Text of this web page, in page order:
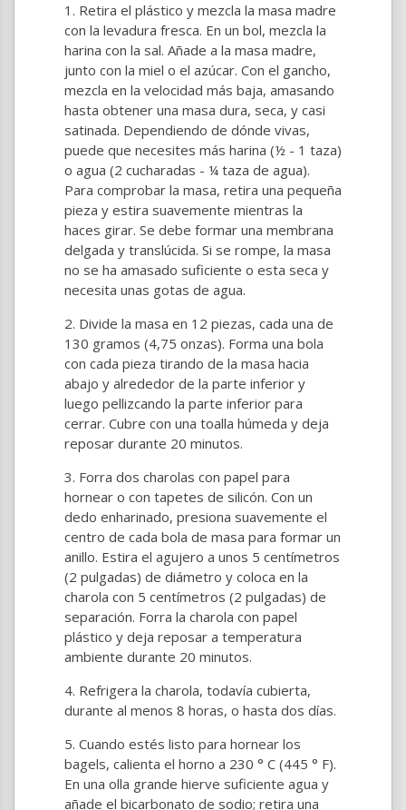
Retira el plástico y mezcla la masa madre
con la levadura fresca. En un bol, mezcla la
harina con la sal. Añade a la masa madre,
junto con la miel o el azúcar. Con el gancho,
mezcla en la velocidad más baja, amasando
hasta obtener una masa dura, seca, y casi
satinada. Dependiendo de dónde vivas,
puede que necesites más harina (½ - 1 taza)
o agua (2 cucharadas - ¼ taza de agua).
Para comprobar la masa, retira una pequeña
pieza y estira suavemente mientras la
haces girar. Se debe formar una membrana
delgada y translúcida. Si se rompe, la masa
no se ha amasado suficiente o esta seca y
necesita unas gotas de agua.
Divide la masa en 12 piezas, cada una de
130 gramos (4,75 onzas). Forma una bola
con cada pieza tirando de la masa hacia
abajo y alrededor de la parte inferior y
luego pellizcando la parte inferior para
cerrar. Cubre con una toalla húmeda y deja
reposar durante 20 minutos.
Forra dos charolas con papel para
hornear o con tapetes de silicón. Con un
dedo enharinado, presiona suavemente el
centro de cada bola de masa para formar un
anillo. Estira el agujero a unos 5 centímetros
(2 pulgadas) de diámetro y coloca en la
charola con 5 centímetros (2 pulgadas) de
separación. Forra la charola con papel
plástico y deja reposar a temperatura
ambiente durante 20 minutos.
Refrigera la charola, todavía cubierta,
durante al menos 8 horas, o hasta dos días.
Cuando estés listo para hornear los
bagels, calienta el horno a 230 ° C (445 ° F).
En una olla grande hierve suficiente agua y
añade el bicarbonato de sodio; retira una